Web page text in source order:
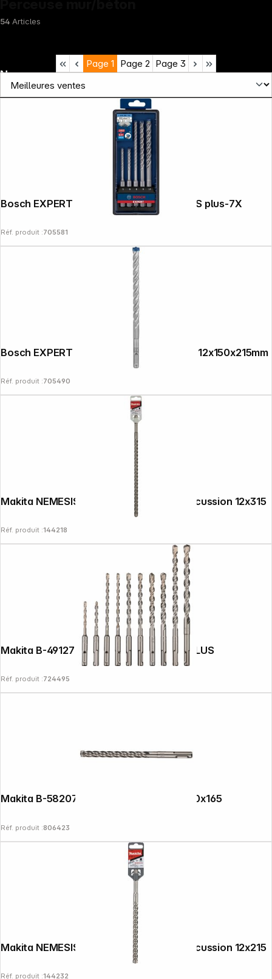
54 Articles
Page 1 Page 2 Page 3
Bosch EXPERT Jeu de 5 forets béton SDS plus-7X
Réf. produit :705581
Bosch EXPERT Foret béton SDS plus-7X 12x150x215mm
Réf. produit :705490
Makita NEMESIS II SDS-PLUS Foret à percussion 12x315
Réf. produit :144218
Makita B-49127 Jeu de 10 forets SDS-VPLUS
Réf. produit :724495
Makita B-58207 Foret NEMESIS2 SDS+ 10x165
Réf. produit :806423
Makita NEMESIS II SDS-PLUS Foret à percussion 12x215
Réf. produit :144232
News
Follow us on